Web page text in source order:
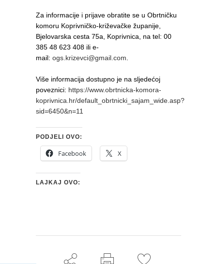
Za informacije i prijave obratite se u Obrtničku
komoru Koprivničko-križevačke županije,
Bjelovarska cesta 75a, Koprivnica, na tel: 00
385 48 623 408 ili e-
mail: ogs.krizevci@gmail.com
Više informacija dostupno je na sljedećoj
poveznici: https://www.obrtnicka-komora-
koprivnica.hr/default_obrtnicki_sajam_wide.asp?
sid=6450&n=11
PODJELI OVO:
Facebook X
LAJKAJ OVO: